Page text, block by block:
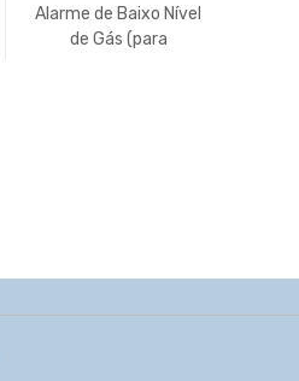
Alarme de Baixo Nível
de Gás (para